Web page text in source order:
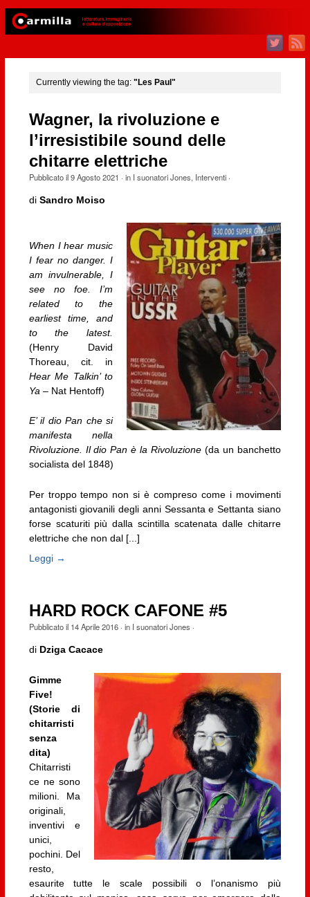
Currently viewing the tag: "Les Paul"
Wagner, la rivoluzione e
l’irresistibile sound delle
chitarre elettriche
Pubblicato il9 Agosto 2021 · in I suonatori Jones, Interventi·
di Sandro Moiso
When I hear music
I fear no danger. I
am invulnerable, I
see no foe. I’m
related to the
earliest time, and
to the latest.
(Henry David
Thoreau, cit. in
Hear Me Talkin’ to
Ya – Nat Hentoff)
E’ il dio Pan che si
manifesta nella
Rivoluzione. Il dio Pan è la Rivoluzione (da un banchetto
socialista del 1848)
Per troppo tempo non si è compreso come i movimenti
antagonisti giovanili degli anni Sessanta e Settanta siano
forse scaturiti più dalla scintilla scatenata dalle chitarre
elettriche che non dal [...]
Leggi →
HARD ROCK CAFONE #5
Pubblicato il 14 Aprile 2016· in I suonatori Jones ·
di Dziga Cacace
Gimme
Five!
(Storie di
chitarristi
senza
dita)
Chitarristi
ce ne sono
milioni. Ma
originali,
inventivi e
unici,
pochini. Del
resto,
esaurite tutte le scale possibili o l’onanismo più